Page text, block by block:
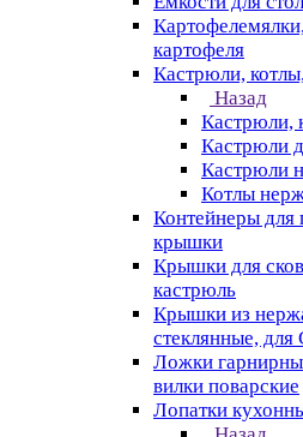
картофеля
Кастрюли,
Назад
Кастрюли,
Кастрюли
Кастрюли
Котлы
Контейнеры
крышки
Крышки для
кастрюль
Крышки из
стеклянные,
Ложки
вилки поварские
Лопатки